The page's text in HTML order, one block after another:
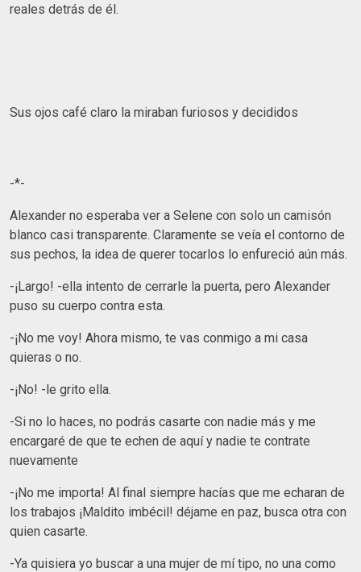
reales detrás de él.
Sus ojos café claro la miraban furiosos y decididos
-*-
Alexander no esperaba ver a Selene con solo un camisón
blanco casi transparente. Claramente se veía el contorno de
sus pechos, la idea de querer tocarlos lo enfureció aún más.
-¡Largo! -ella intento de cerrarle la puerta, pero Alexander
puso su cuerpo contra esta.
-¡No me voy! Ahora mismo, te vas conmigo a mi casa
quieras o no.
-¡No! -le grito ella.
-Si no lo haces, no podrás casarte con nadie más y me
encargaré de que te echen de aquí y nadie te contrate
nuevamente
-¡No me importa! Al final siempre hacías que me echaran de
los trabajos ¡Maldito imbécil! déjame en paz, busca otra con
quien casarte.
-Ya quisiera yo buscar a una mujer de mí tipo, no una como